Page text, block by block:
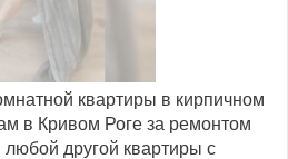
квартиры в кирпичном
в Кривом Роге за ремонтом
другой квартиры с